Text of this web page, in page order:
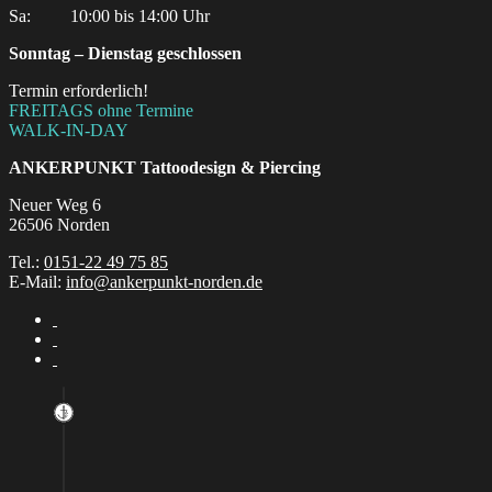
Sa:‎ ‎ ‎ ‎ ‎ ‎ ‎ ‎ ‎ 10:00 bis 14:00 Uhr
Sonntag – Dienstag geschlossen
Termin erforderlich!
FREITAGS ohne Termine
WALK-IN-DAY
ANKERPUNKT Tattoodesign & Piercing
Neuer Weg 6
26506 Norden
Tel.: 0151-22 49 75 85
E-Mail: info@ankerpunkt-norden.de